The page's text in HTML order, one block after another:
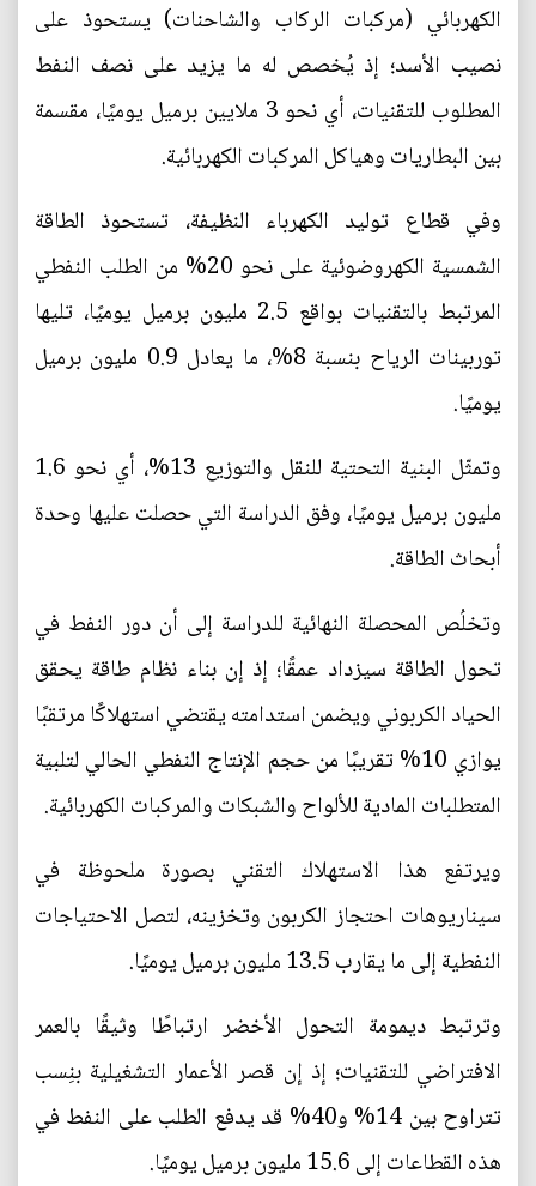
الكهربائي (مركبات الركاب والشاحنات) يستحوذ على
نصيب الأسد؛ إذ يُخصص له ما يزيد على نصف النفط
المطلوب للتقنيات، أي نحو 3 ملايين برميل يوميًا، مقسمة
بين البطاريات وهياكل المركبات الكهربائية.
وفي قطاع توليد الكهرباء النظيفة، تستحوذ الطاقة
الشمسية الكهروضوئية على نحو 20% من الطلب النفطي
المرتبط بالتقنيات بواقع 2.5 مليون برميل يوميًا، تليها
توربينات الرياح بنسبة 8%، ما يعادل 0.9 مليون برميل
يوميًا.
وتمثّل البنية التحتية للنقل والتوزيع 13%، أي نحو 1.6
مليون برميل يوميًا، وفق الدراسة التي حصلت عليها وحدة
أبحاث الطاقة.
وتخلُص المحصلة النهائية للدراسة إلى أن دور النفط في
تحول الطاقة سيزداد عمقًا؛ إذ إن بناء نظام طاقة يحقق
الحياد الكربوني ويضمن استدامته يقتضي استهلاكًا مرتقبًا
يوازي 10% تقريبًا من حجم الإنتاج النفطي الحالي لتلبية
المتطلبات المادية للألواح والشبكات والمركبات الكهربائية.
ويرتفع هذا الاستهلاك التقني بصورة ملحوظة في
سيناريوهات احتجاز الكربون وتخزينه، لتصل الاحتياجات
النفطية إلى ما يقارب 13.5 مليون برميل يوميًا.
وترتبط ديمومة التحول الأخضر ارتباطًا وثيقًا بالعمر
الافتراضي للتقنيات؛ إذ إن قصر الأعمار التشغيلية بنِسب
تتراوح بين 14% و40% قد يدفع الطلب على النفط في
هذه القطاعات إلى 15.6 مليون برميل يوميًا.